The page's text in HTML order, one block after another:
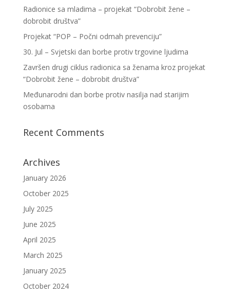
Radionice sa mladima – projekat “Dobrobit žene –
dobrobit društva”
Projekat “POP – Počni odmah prevenciju”
30. Jul – Svjetski dan borbe protiv trgovine ljudima
Završen drugi ciklus radionica sa ženama kroz projekat
“Dobrobit žene – dobrobit društva”
Međunarodni dan borbe protiv nasilja nad starijim
osobama
Recent Comments
Archives
January 2026
October 2025
July 2025
June 2025
April 2025
March 2025
January 2025
October 2024